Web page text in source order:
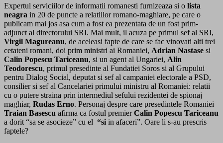
Expertul serviciilor de informatii romanesti furnizeaza si o lista
neagra in 20 de puncte a relatiilor romano-maghiare, pe care o
publicam mai jos asa cum a fost ea prezentata de un fost prim-
adjunct al directorului SRI. Mai mult, il acuza pe primul sef al SRI,
Virgil Magureanu, de aceleasi fapte de care se fac vinovati alti trei
cetateni romani, doi prim ministri ai Romaniei, Adrian Nastase si
Calin Popescu Tariceanu, si un agent al Ungariei, Alin
Teodorescu, primul presedinte al Fundatiei Soros si al Grupului
pentru Dialog Social, deputat si sef al campaniei electorale a PSD,
consilier si sef al Cancelariei primului ministru al Romaniei: relatii
cu o putere straina prin intermediul sefului rezidentei de spionaj
maghiar, Rudas Erno. Personaj despre care presedintele Romaniei
Traian Basescu afirma ca fostul premierCalin Popescu Tariceanu
a dorit “sa se asocieze” cu el “si in afaceri”. Oare li s-au prescris
faptele?